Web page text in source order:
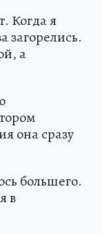
Когда я
загорелись.
а
она сразу
большего.
в